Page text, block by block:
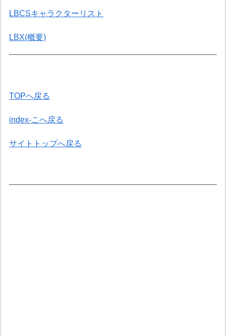
LBCSキャラクターリスト
LBX(概要)
TOPへ戻る
index-こへ戻る
サイトトップへ戻る